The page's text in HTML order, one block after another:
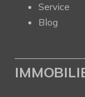
Service
Blog